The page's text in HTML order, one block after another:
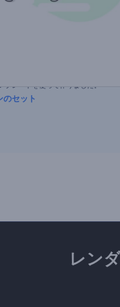
レートを使って作りました。
のセット
レン